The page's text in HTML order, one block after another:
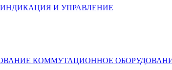
ИНДИКАЦИЯ И УПРАВЛЕНИЕ
КОММУТАЦИОННОЕ